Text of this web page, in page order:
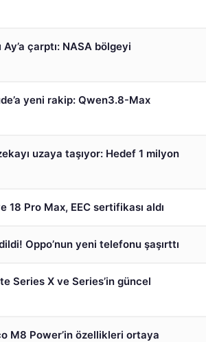
çarptı: NASA bölgeyi
yeni rakip: Qwen3.8-Max
uzaya taşıyor: Hedef 1 milyon
18 Pro Max, EEC sertifikası aldı
Oppo’nun yeni telefonu şaşırttı
Series X ve Series’in güncel
M8 Power’in özellikleri ortaya